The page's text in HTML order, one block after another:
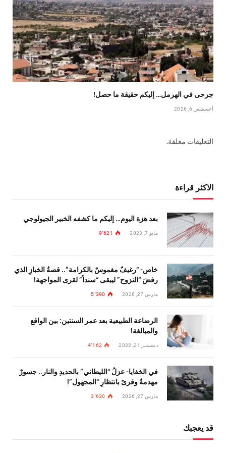
جرحى في الهرمل… إليكم حقيقة ما حصل!
أغسطس 6, 2026
التعليقات مغلقة.
الاكثر قراءة
بعد هزة اليوم… إليكم ما كشفه الخبير الجيولوجي
مايو 7, 2023 9٬621
خاص- “رغيفٌ مغموسٌ بالكرامة”.. قصةُ الخبازِ الذي
رفضَ “النزوح” ليبقى “سنداً” لقرى المواجهة!
مارس 27, 2026 5٬390
الرضاعة الطبيعية بعد عمر السنتين: بين الواقع
والمبالغة!
ديسمبر 21, 2022 4٬162
في الخفايا- عزلُ “الليطاني” بالحديدِ والنار.. جسورٌ
مهدمةٌ وقرىً بانتظارِ “المجهول”!
مارس 27, 2026 3٬630
قد يعجبك